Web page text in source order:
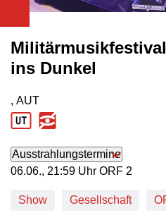
ins Dunkel
Produktionsland: AUT
, AUT
Ausstrahlungstermine
06. Juni, 21:59 Uhr in ORF 2
06.06., 21:59 Uhr ORF 2
Show Gesellschaft